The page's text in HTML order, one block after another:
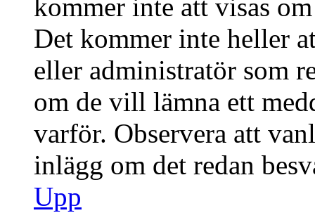
kommer inte att visas
Det kommer inte heller
eller administratör som
om de vill lämna ett
varför. Observera att
inlägg om det redan
Upp